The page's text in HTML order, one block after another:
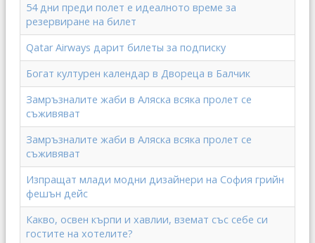
54 дни преди полет е идеалното време за
резервиране на билет
Qatar Airways дарит билеты за подписку
Богат културен календар в Двореца в Балчик
Замръзналите жаби в Аляска всяка пролет се
съживяват
Замръзналите жаби в Аляска всяка пролет се
съживяват
Изпращат млади модни дизайнери на София грийн
фешън дейс
Какво, освен кърпи и хавлии, вземат със себе си
гостите на хотелите?